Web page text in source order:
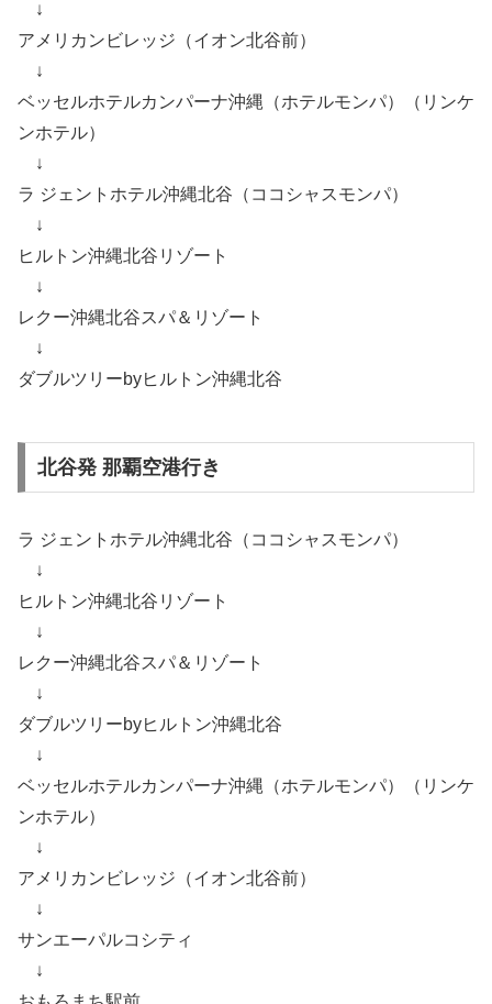
↓
アメリカンビレッジ（イオン北谷前）
↓
ベッセルホテルカンパーナ沖縄（ホテルモンパ）（リンケ
ンホテル）
↓
ラ ジェントホテル沖縄北谷（ココシャスモンパ）
↓
ヒルトン沖縄北谷リゾート
↓
レクー沖縄北谷スパ＆リゾート
↓
ダブルツリーbyヒルトン沖縄北谷
北谷発 那覇空港行き
ラ ジェントホテル沖縄北谷（ココシャスモンパ）
↓
ヒルトン沖縄北谷リゾート
↓
レクー沖縄北谷スパ＆リゾート
↓
ダブルツリーbyヒルトン沖縄北谷
↓
ベッセルホテルカンパーナ沖縄（ホテルモンパ）（リンケ
ンホテル）
↓
アメリカンビレッジ（イオン北谷前）
↓
サンエーパルコシティ
↓